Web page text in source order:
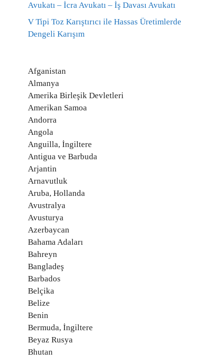
Avukatı – İcra Avukatı – İş Davası Avukatı
V Tipi Toz Karıştırıcı ile Hassas Üretimlerde
Dengeli Karışım
Afganistan
Almanya
Amerika Birleşik Devletleri
Amerikan Samoa
Andorra
Angola
Anguilla, İngiltere
Antigua ve Barbuda
Arjantin
Arnavutluk
Aruba, Hollanda
Avustralya
Avusturya
Azerbaycan
Bahama Adaları
Bahreyn
Bangladeş
Barbados
Belçika
Belize
Benin
Bermuda, İngiltere
Beyaz Rusya
Bhutan